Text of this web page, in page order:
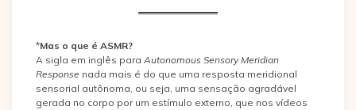
*Mas o que é ASMR?
A sigla em inglês para Autonomous Sensory Meridian
Response nada mais é do que uma resposta meridional
sensorial autônoma, ou seja, uma sensação agradável
gerada no corpo por um estímulo externo, que nos vídeos